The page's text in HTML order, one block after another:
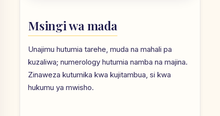
Msingi wa mada
Unajimu hutumia tarehe, muda na mahali pa
kuzaliwa; numerology hutumia namba na majina.
Zinaweza kutumika kwa kujitambua, si kwa
hukumu ya mwisho.